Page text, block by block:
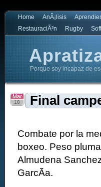
Home AnÃ¡lisis
RestauraciÃ³n
Rugby
Porque soy incapaz de
Final
Mar
18
Combate por la
boxeo. Peso
Almudena
GarcÃ­a.